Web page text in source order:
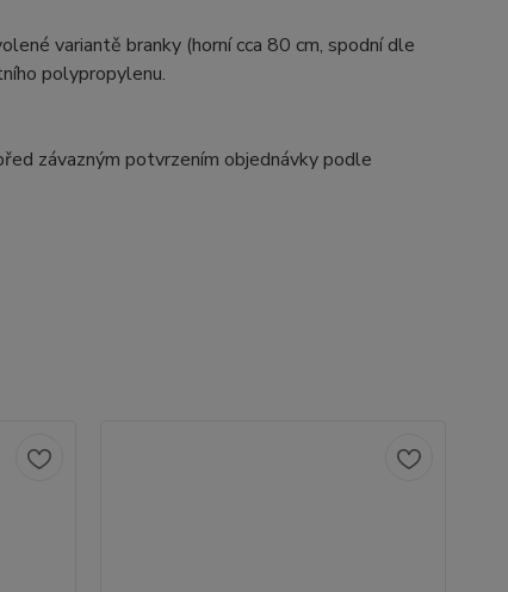
variantě branky (horní cca 80 cm, spodní dle
polypropylenu.
závazným potvrzením objednávky podle